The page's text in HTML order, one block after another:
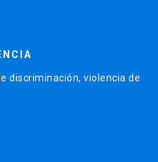
discriminación, violencia de